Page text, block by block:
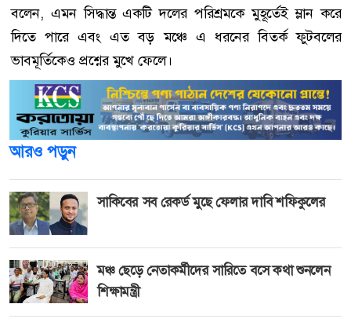
বলেন, এমন সিদ্ধান্ত একটি দলের পরিশ্রমকে মুহূর্তেই ম্লান করে
দিতে পারে এবং এত বড় মঞ্চে এ ধরনের বিতর্ক ফুটবলের
ভাবমূর্তিকেও প্রশ্নের মুখে ফেলে।
আরও পড়ুন
সাকিবের সব রেকর্ড মুছে ফেলার দাবি শফিকুলের
মঞ্চ ছেড়ে নেতাকর্মীদের সারিতে বসে কথা শুনলেন
শিক্ষামন্ত্রী